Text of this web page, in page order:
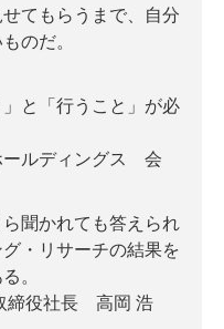
てもらうまで、自分
のだ。
と「行うこと」が必
ールディングス 会
聞かれても答えられ
・リサーチの結果を
。
締役社長 高岡 浩